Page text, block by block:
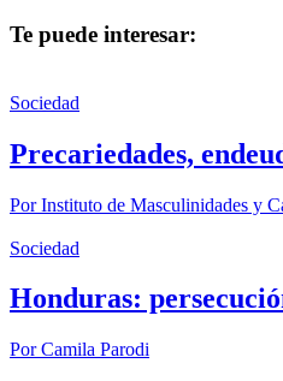
Te puede interesar:
Sociedad
Precariedades,
PorInstituto de Masculinidades y
Sociedad
Honduras:
PorCamila Parodi